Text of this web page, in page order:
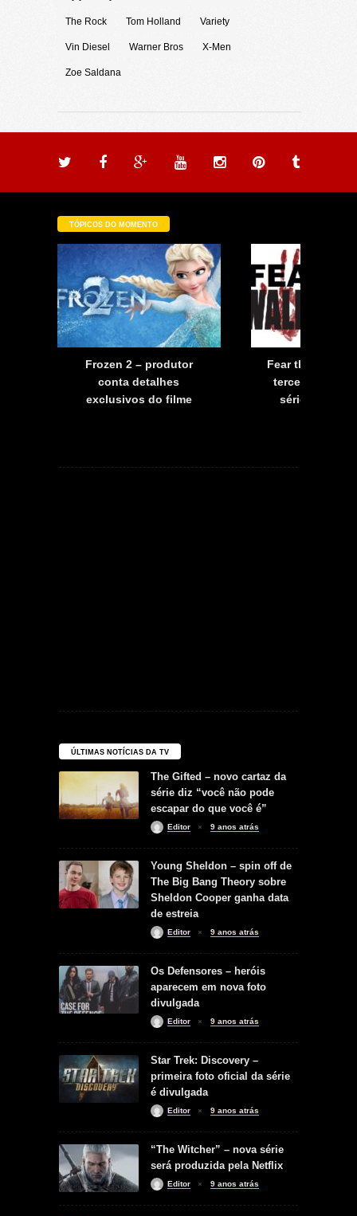
The Rock Tom Holland Variety
Vin Diesel Warner Bros X-Men
Zoe Saldana
TÓPICOS DO MOMENTO
Frozen 2 – produtor
conta detalhes
exclusivos do filme
Fear the
terceira
série já tem
ÚLTIMAS NOTÍCIAS DA TV
The Gifted – novo cartaz da
série diz “você não pode
escapar do que você é”
Editor 9 anos atrás
Young Sheldon – spin off de
The Big Bang Theory sobre
Sheldon Cooper ganha data
de estreia
Editor 9 anos atrás
Os Defensores – heróis
aparecem em nova foto
divulgada
Editor 9 anos atrás
Star Trek: Discovery –
primeira foto oficial da série
é divulgada
Editor 9 anos atrás
“The Witcher” – nova série
será produzida pela Netflix
Editor 9 anos atrás